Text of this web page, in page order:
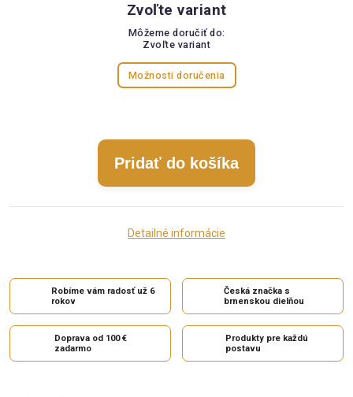
Zvoľte variant
Môžeme doručiť do:
Zvoľte variant
Možnosti doručenia
Pridať do košíka
Detailné informácie
Robíme vám radosť už 6
rokov
Česká značka s
brnenskou dielňou
Doprava od 100 €
zadarmo
Produkty pre každú
postavu